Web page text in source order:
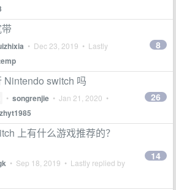
• Dec 23, 2019 • Lastly
8
Nintendo switch 吗
• songrenjie • Jan 21, 2020 •
zhyt1985
26
上有什么游戏推荐的？
• Sep 18, 2019 • Lastly replied by
14